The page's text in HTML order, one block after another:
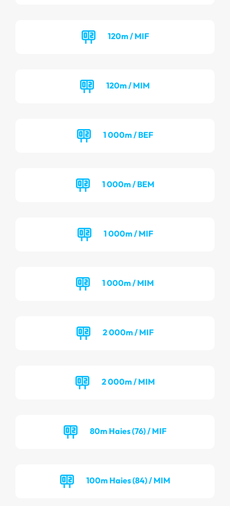
120m / MIF
120m / MIM
1 000m / BEF
1 000m / BEM
1 000m / MIF
1 000m / MIM
2 000m / MIF
2 000m / MIM
80m Haies (76) / MIF
100m Haies (84) / MIM